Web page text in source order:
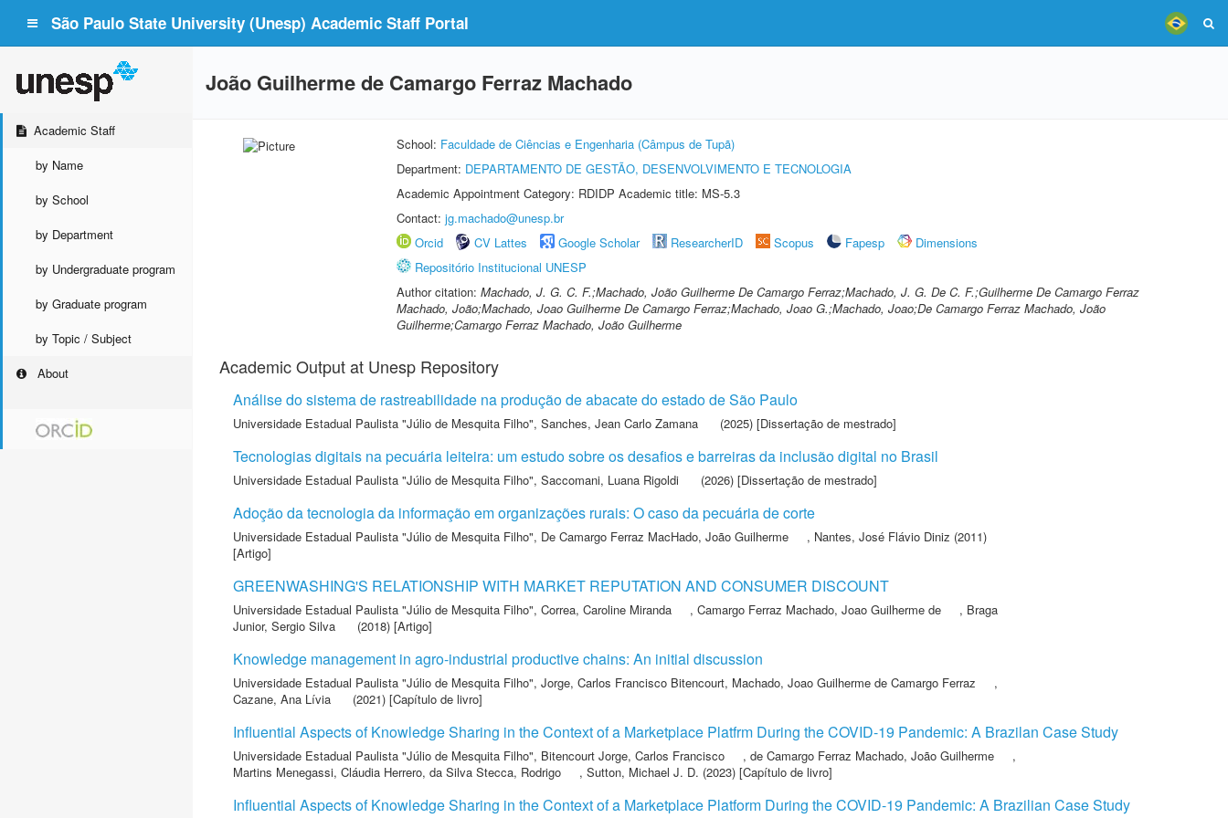
São Paulo State University (Unesp) Academic Staff Portal
Academic Staff
by Name
by School
by Department
by Undergraduate program
by Graduate program
by Topic / Subject
About
João Guilherme de Camargo Ferraz Machado
School: Faculdade de Ciências e Engenharia (Câmpus de Tupã)
Department: DEPARTAMENTO DE GESTÃO, DESENVOLVIMENTO E TECNOLOGIA
Academic Appointment Category: RDIDP Academic title: MS-5.3
Contact: jg.machado@unesp.br
Orcid
CV Lattes Google Scholar ResearcherID Scopus Fapesp
Dimensions
Repositório Institucional UNESP
Author citation: Machado, J. G. C. F.;Machado, João Guilherme De Camargo Ferraz;Machado, J. G. De C. F.;Guilherme De Camargo Ferraz
Machado, João;Machado, Joao Guilherme De Camargo Ferraz;Machado, Joao G.;Machado, Joao;De Camargo Ferraz Machado, João
Guilherme;Camargo Ferraz Machado, João Guilherme
Academic Output at Unesp Repository
Análise do sistema de rastreabilidade na produção de abacate do estado de São Paulo
Universidade Estadual Paulista "Júlio de Mesquita Filho", Sanches, Jean Carlo Zamana (2025) [Dissertação de mestrado]
Tecnologias digitais na pecuária leiteira: um estudo sobre os desafios e barreiras da inclusão digital no Brasil
Universidade Estadual Paulista "Júlio de Mesquita Filho", Saccomani, Luana Rigoldi (2026) [Dissertação de mestrado]
Adoção da tecnologia da informação em organizações rurais: O caso da pecuária de corte
Universidade Estadual Paulista "Júlio de Mesquita Filho", De Camargo Ferraz MacHado, João Guilherme , Nantes, José Flávio Diniz (2011)
[Artigo]
GREENWASHING'S RELATIONSHIP WITH MARKET REPUTATION AND CONSUMER DISCOUNT
Universidade Estadual Paulista "Júlio de Mesquita Filho", Correa, Caroline Miranda , Camargo Ferraz Machado, Joao Guilherme de , Braga
Junior, Sergio Silva
(2018) [Artigo]
Knowledge management in agro-industrial productive chains: An initial discussion
Universidade Estadual Paulista "Júlio de Mesquita Filho", Jorge, Carlos Francisco Bitencourt, Machado, Joao Guilherme de Camargo Ferraz
,
Cazane, Ana Lívia
(2021) [Capítulo de livro]
Influential Aspects of Knowledge Sharing in the Context of a Marketplace Platfrm During the COVID-19 Pandemic: A Brazilan Case Study
Universidade Estadual Paulista "Júlio de Mesquita Filho", Bitencourt Jorge, Carlos Francisco , de Camargo Ferraz Machado, João Guilherme
,
Martins Menegassi, Cláudia Herrero, da Silva Stecca, Rodrigo , Sutton, Michael J. D. (2023) [Capítulo de livro]
Influential Aspects of Knowledge Sharing in the Context of a Marketplace Platform During the COVID-19 Pandemic: A Brazilian Case Study